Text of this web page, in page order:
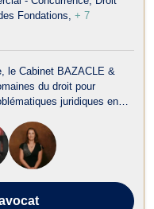
Fondations + 7
le Cabinet BAZACLE &
du droit pour
juridiques en
Droit des